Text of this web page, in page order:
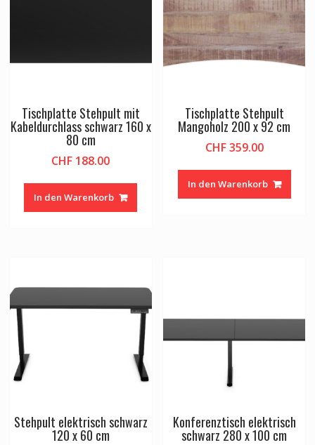
Tischplatte Stehpult mit
Kabeldurchlass schwarz 160 x
80 cm
CHF 188.00
In den Warenkorb
Tischplatte Stehpult
Mangoholz 200 x 92 cm
CHF359.00
In den Warenkorb
Stehpult elektrisch schwarz
120 x 60 cm
Konferenztisch elektrisch
schwarz 280 x 100 cm